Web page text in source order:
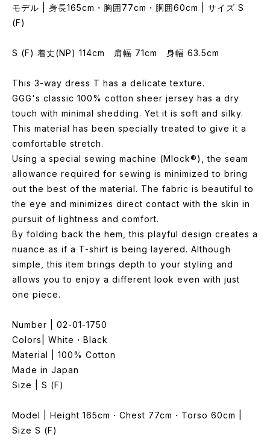
モデル | 身長165cm・胸囲77cm・胴囲60cm | サイズ S
(F)
S (F) 着丈(NP) 114cm 肩幅 71cm 身幅 63.5cm
This 3-way dress T has a delicate texture.
GGG's classic 100% cotton sheer jersey has a dry
touch with minimal shedding. Yet it is soft and silky.
This material has been specially treated to give it a
comfortable stretch.
Using a special sewing machine (Mlock®), the seam
allowance required for sewing is minimized to bring
out the best of the material. The fabric is beautiful to
the eye and minimizes direct contact with the skin in
pursuit of lightness and comfort.
By folding back the hem, this playful design creates a
nuance as if a T-shirt is being layered. Although
simple, this item brings depth to your styling and
allows you to enjoy a different look even with just
one piece.
Number | 02-01-1750
Colors| White・Black
Material | 100% Cotton
Made in Japan
Size | S (F)
Model | Height 165cm・Chest 77cm・Torso 60cm |
Size S (F)